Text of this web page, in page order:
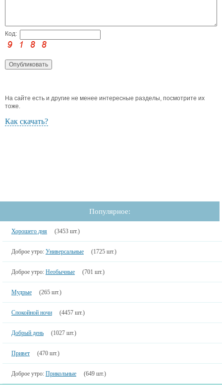
Код:
На сайте есть и другие не менее интересные разделы, посмотрите их
тоже.
Как скачать?
Популярное:
Хорошего дня (3453 шт.)
Доброе утро: Универсальные (1725 шт.)
Доброе утро: Необычные (701 шт.)
Мудрые (265 шт.)
Спокойной ночи (4457 шт.)
Добрый день (1027 шт.)
Привет (470 шт.)
Доброе утро: Прикольные (649 шт.)